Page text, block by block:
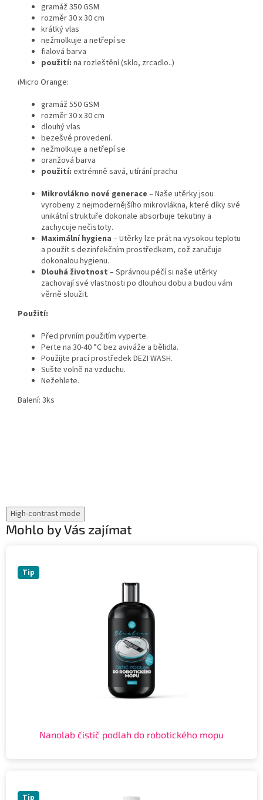
gramáž 350 GSM
rozměr 30 x 30 cm
krátký vlas
nežmolkuje a netřepí se
fialová barva
použití: na rozleštění (sklo, zrcadlo..)
iMicro Orange:
gramáž 550 GSM
rozměr 30 x 30 cm
dlouhý vlas
bezešvé provedení.
nežmolkuje a netřepí se
oranžová barva
použití: extrémně savá, utírání prachu
Mikrovlákno nové generace – Naše utěrky jsou
vyrobeny z nejmodernějšího mikrovlákna, které díky své
unikátní struktuře dokonale absorbuje tekutiny a
zachycuje nečistoty.
Maximální hygiena – Utěrky lze prát na vysokou teplotu
a použít s dezinfekčním prostředkem, což zaručuje
dokonalou hygienu.
Dlouhá životnost – Správnou péčí si naše utěrky
zachovají své vlastnosti po dlouhou dobu a budou vám
věrně sloužit.
Použití:
Před prvním použitím vyperte.
Perte na 30-40 °C bez aviváže a bělidla.
Použijte prací prostředek DEZI WASH.
Sušte volně na vzduchu.
Nežehlete.
Balení: 3ks
High-contrast mode
Mohlo by Vás zajímat
Tip
Nanolab čistič podlah do robotického mopu
Tip